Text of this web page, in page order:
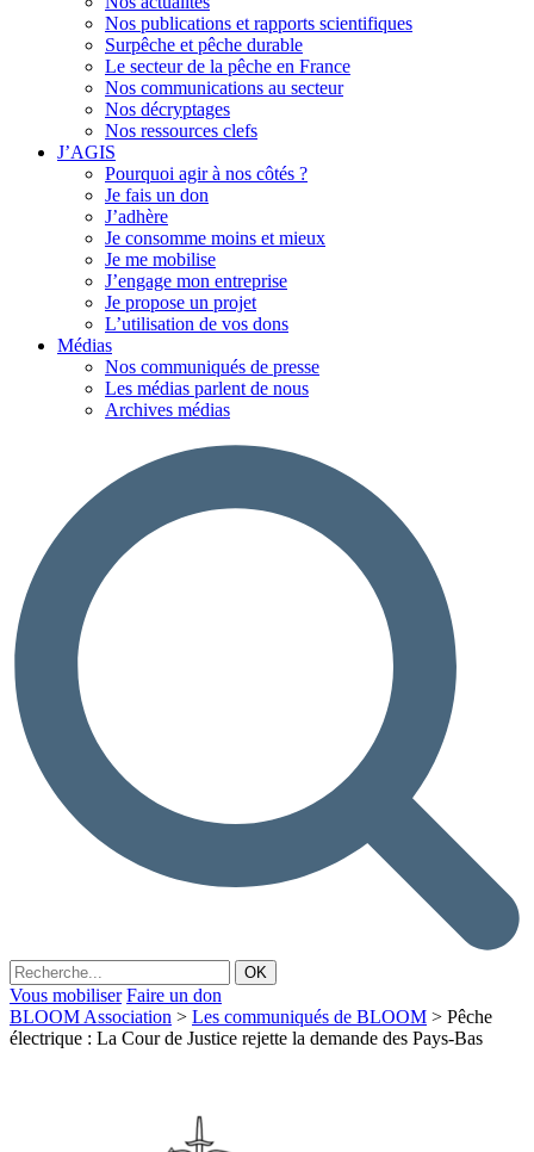
Nos publications et rapports scientifiques
Surpêche et pêche durable
Le secteur de la pêche en France
Nos communications au secteur
Nos décryptages
Nos ressources clefs
J’AGIS
Pourquoi agir à nos côtés ?
Je fais un don
J’adhère
Je consomme moins et mieux
Je me mobilise
J’engage mon entreprise
Je propose un projet
L’utilisation de vos dons
Médias
Nos communiqués de presse
Les médias parlent de nous
Archives médias
Vous mobiliser Faire un don
BLOOM Association > Les communiqués de BLOOM > Pêche
électrique : La Cour de Justice rejette la demande des Pays-Bas